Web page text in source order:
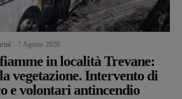
7 Agosto 2026
in località Trevane:
vegetazione. Intervento di
e volontari antincendio